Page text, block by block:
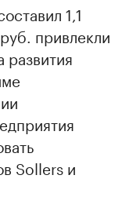
1,1
привлекли
развития
Sollers и